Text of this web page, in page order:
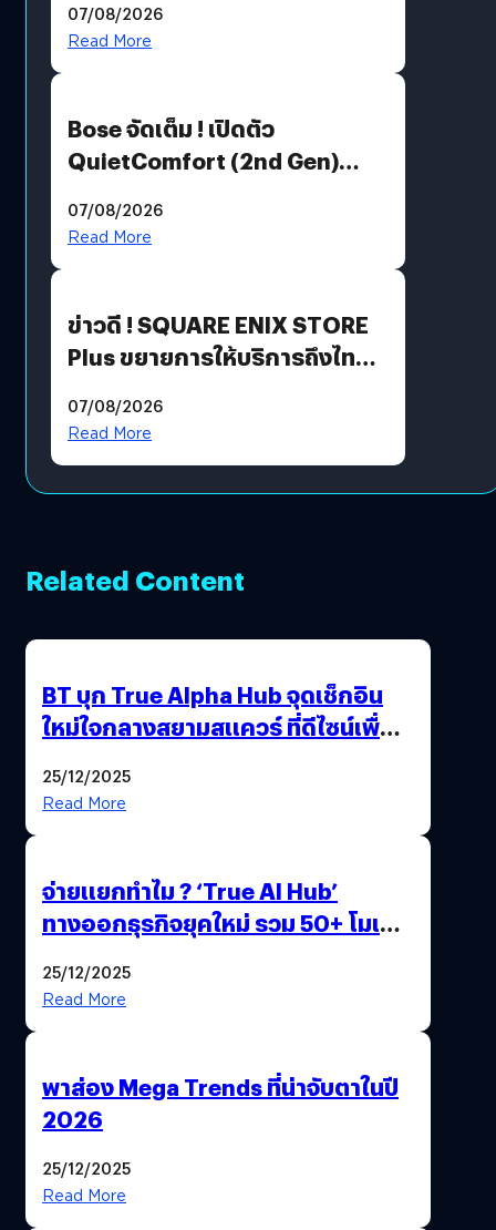
มีภาษาไทยด้วย
07/08/2026
Read More
Bose จัดเต็ม ! เปิดตัว
QuietComfort (2nd Gen)
07/08/2026
Read More
ข่าวดี ! SQUARE ENIX STORE
Plus ขยายการให้บริการถึงไทย
โดยตรง
07/08/2026
Read More
Related Content
BT บุก True Alpha Hub จุดเช็กอิน
ใหม่ใจกลางสยามสแควร์ ที่ดีไซน์เพื่อ
25/12/2025
Read More
จ่ายแยกทำไม ? ‘True AI Hub’
ทางออกธุรกิจยุคใหม่ รวม 50+ โมเดล
25/12/2025
Read More
พาส่อง Mega Trends ที่น่าจับตาในปี
2026
25/12/2025
Read More